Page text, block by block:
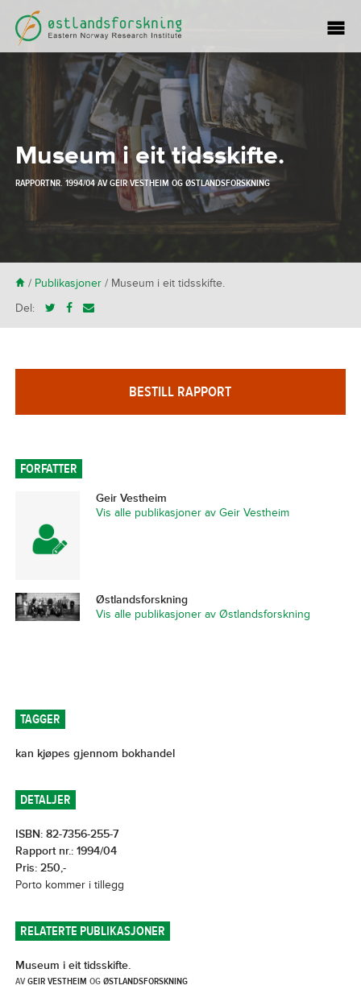
Museum i eit tidsskifte.
RAPPORTNR. 1994/04 AVGEIR VESTHEIMOGØSTLANDSFORSKNING
H/ Publikasjoner/ Museum i eit tidsskifte.
Del:
BESTILL RAPPORT
FORFATTER
Geir Vestheim
Vis alle publikasjoner av Geir Vestheim
Østlandsforskning
Vis alle publikasjoner av Østlandsforskning
TAGGER
kan kjøpes gjennom bokhandel
DETALJER
ISBN: 82-7356-255-7
Rapport nr.: 1994/04
Pris: 250,-
Porto kommer i tillegg
RELATERTE PUBLIKASJONER
Museum i eit tidsskifte.
AVGEIR VESTHEIM OGØSTLANDSFORSKNING